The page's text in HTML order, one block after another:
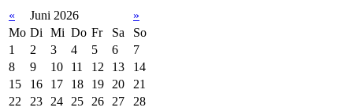
« Juni 2026
»
Mo Di Mi Do Fr Sa
So
1
2 3 4 5 6
7
8
9 10 11 12 13
14
15
16 17 18 19 20
21
22
23 24 25 26 27
28